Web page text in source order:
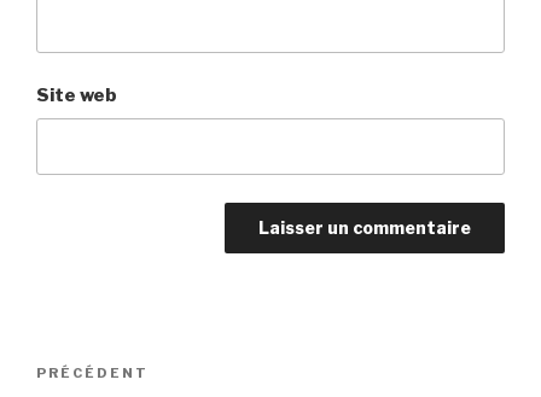
Site web
Navigation
Article
PRÉCÉDENT